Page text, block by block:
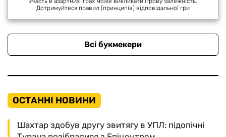
Дотримуйтеся правил (принципів) відповідальної гри
Всі букмекери
ОСТАННІ НОВИНИ
Шахтар здобув другу звитягу в УПЛ: підопічні